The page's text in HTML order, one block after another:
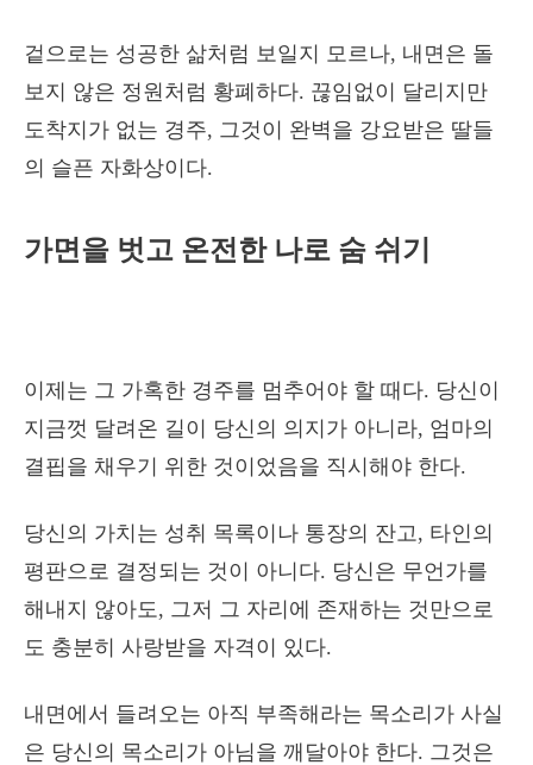
겉으로는 성공한 삶처럼 보일지 모르나, 내면은 돌
보지 않은 정원처럼 황폐하다. 끊임없이 달리지만
도착지가 없는 경주, 그것이 완벽을 강요받은 딸들
의 슬픈 자화상이다.
가면을 벗고 온전한 나로 숨 쉬기
이제는 그 가혹한 경주를 멈추어야 할 때다. 당신이
지금껏 달려온 길이 당신의 의지가 아니라, 엄마의
결핍을 채우기 위한 것이었음을 직시해야 한다.
당신의 가치는 성취 목록이나 통장의 잔고, 타인의
평판으로 결정되는 것이 아니다. 당신은 무언가를
해내지 않아도, 그저 그 자리에 존재하는 것만으로
도 충분히 사랑받을 자격이 있다.
내면에서 들려오는 아직 부족해라는 목소리가 사실
은 당신의 목소리가 아님을 깨달아야 한다. 그것은